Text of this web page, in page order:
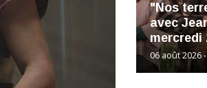
"Nos
avec
mercredi
06 août 2026